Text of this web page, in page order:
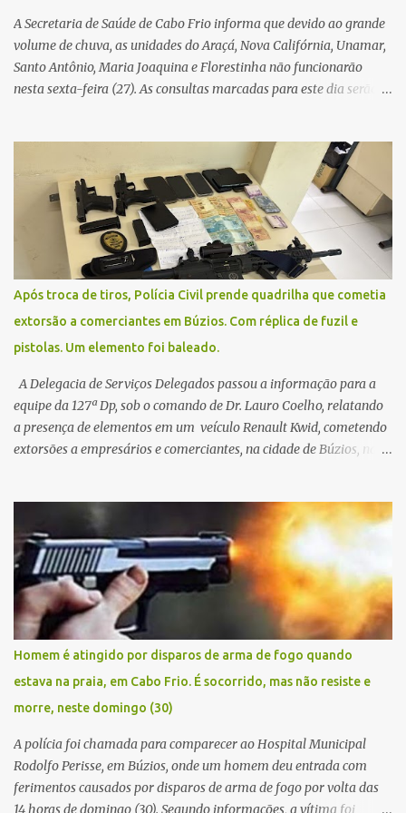
A Secretaria de Saúde de Cabo Frio informa que devido ao grande
volume de chuva, as unidades do Araçá, Nova Califórnia, Unamar,
Santo Antônio, Maria Joaquina e Florestinha não funcionarão
nesta sexta-feira (27). As consultas marcadas para este dia serão
Contamos com a compreensão de toda população, pois se trata de
uma situação climática que foge ao controle da administração
pública.
Após troca de tiros, Polícia Civil prende quadrilha que cometia
extorsão a comerciantes em Búzios. Com réplica de fuzil e
pistolas. Um elemento foi baleado.
A Delegacia de Serviços Delegados passou a informação para a
equipe da 127ª Dp, sob o comando de Dr. Lauro Coelho, relatando
a presença de elementos em um veículo Renault Kwid, cometendo
extorsões a empresários e comerciantes, na cidade de Búzios, na
fugir da cidade Buziana. Um dos detidos é policial civil e este foi
baleado na perna na troca de tiros . Na ocorrência, três armas,
pistolas e uma réplica de fuzil, foram apreendidas. O homem
baleado foi identificado como Claudio Bastos, conhecido no meio
político.
Homem é atingido por disparos de arma de fogo quando
estava na praia, em Cabo Frio. É socorrido, mas não resiste e
morre, neste domingo (30)
A polícia foi chamada para comparecer ao Hospital Municipal
Rodolfo Perisse, em Búzios, onde um homem deu entrada com
ferimentos causados por disparos de arma de fogo por volta das
14 horas de domingo (30). Segundo informações, a vítima foi